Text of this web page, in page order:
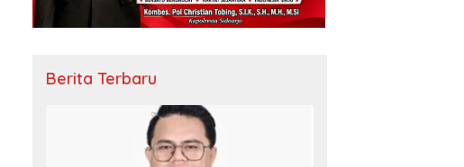
Berita Terbaru